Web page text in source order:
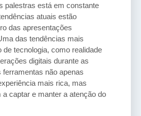
palestras está em constante
atuais estão
das apresentações
das tendências mais
de tecnologia, como realidade
digitais durante as
ferramentas não apenas
mais rica, mas
a captar e manter a atenção do